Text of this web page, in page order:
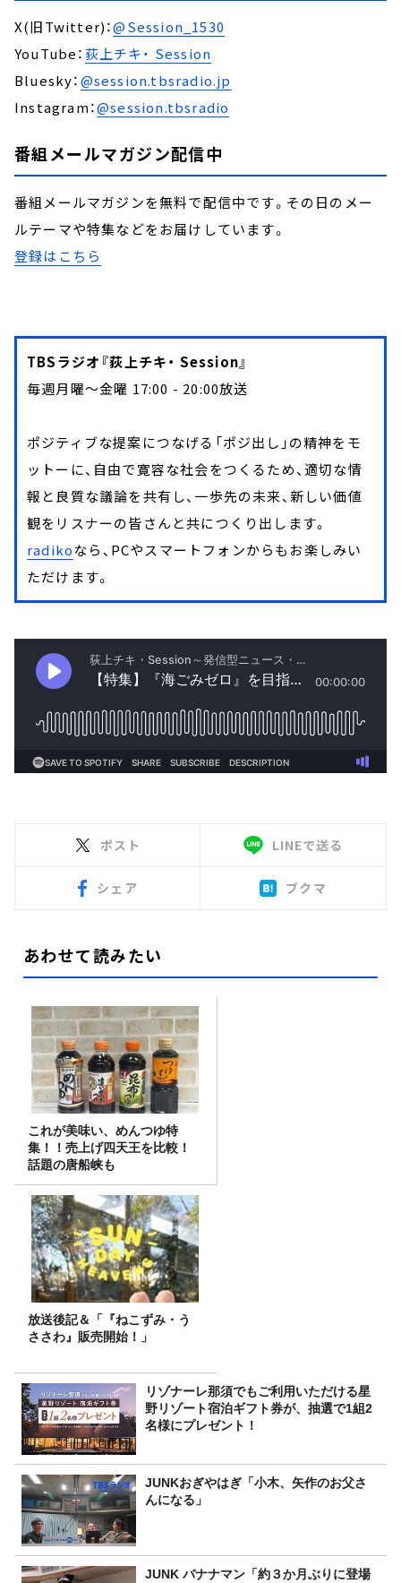
X(旧Twitter)：@Session_1530
YouTube： 荻上チキ・ Session
Bluesky：@session.tbsradio.jp
Instagram：@session.tbsradio
番組メールマガジン配信中
番組メールマガジンを無料で配信中です。その日のメー
ルテーマや特集などをお届けしています。
登録はこちら
TBSラジオ『荻上チキ・ Session』
毎週月曜～金曜 17:00 - 20:00放送
ポジティブな提案につなげる「ポジ出し」の精神をモ
ットーに、自由で寛容な社会をつくるため、適切な情
報と良質な議論を共有し、一歩先の未来、新しい価値
観をリスナーの皆さんと共につくり出します。
radikoなら、PCやスマートフォンからもお楽しみい
ただけます。
ポスト LINEで送る
シェア ブクマ
あわせて読みたい
これが美味い、めんつゆ特
集！！売上げ四天王を比較！
話題の唐船峡も
放送後記＆「『ねこずみ・う
ささわ』販売開始！」
リゾナーレ那須でもご利用いただける星
野リゾート宿泊ギフト券が、抽選で1組2
名様にプレゼント！
JUNKおぎやはぎ「小木、矢作のお父さ
んになる」
JUNK バナナマン「約３か月ぶりに登場